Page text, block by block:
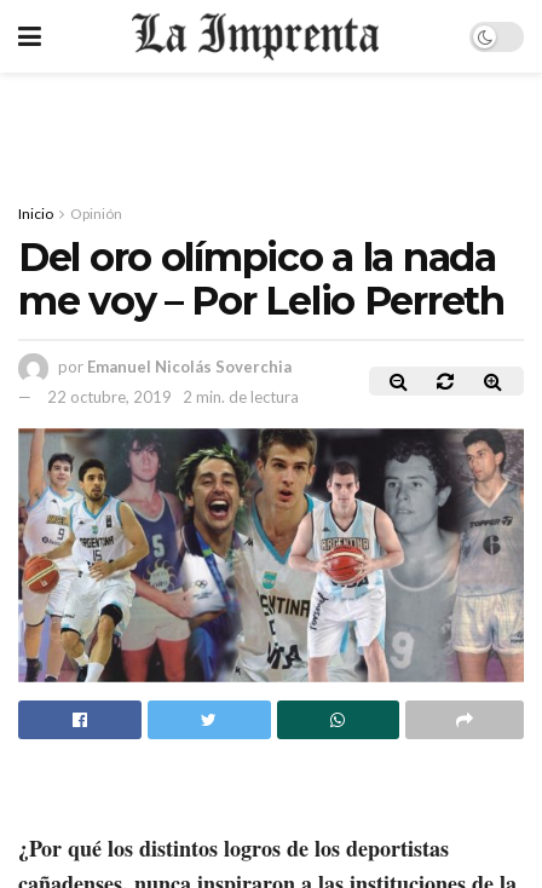
Inicio Opinión
Del oro olímpico a la nada
me voy – Por Lelio Perreth
por Emanuel Nicolás Soverchia
22 octubre, 2019
2 min. de lectura
¿Por qué los distintos logros de los deportistas